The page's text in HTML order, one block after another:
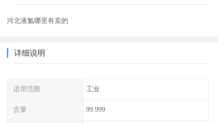
河北液氮哪里有卖的
详细说明
适用范围 工业
含量 99.999